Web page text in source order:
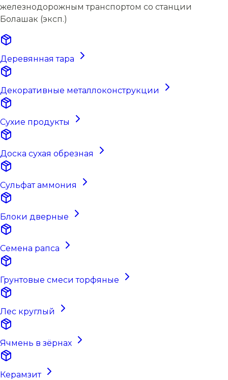
железнодорожным транспортом со станции
Болашак (эксп.)
Деревянная тара
Декоративные металлоконструкции
Сухие продукты
Доска сухая обрезная
Сульфат аммония
Блоки дверные
Семена рапса
Грунтовые смеси торфяные
Лес круглый
Ячмень в зёрнах
Керамзит